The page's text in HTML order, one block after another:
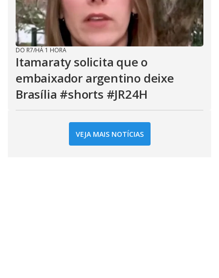
DO R7/HÁ 1 HORA
Itamaraty solicita que o
embaixador argentino deixe
Brasília #shorts #JR24H
VEJA MAIS NOTÍCIAS